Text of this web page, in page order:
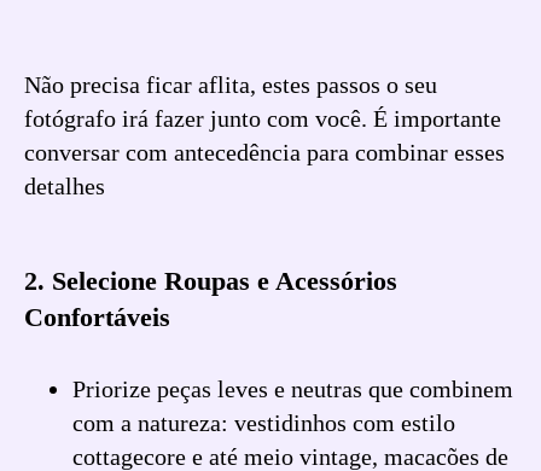
Não precisa ficar aflita, estes passos o seu
fotógrafo irá fazer junto com você. É importante
conversar com antecedência para combinar esses
detalhes
2. Selecione Roupas e Acessórios
Confortáveis
Priorize peças leves e neutras que combinem
com a natureza: vestidinhos com estilo
cottagecore e até meio vintage, macacões de